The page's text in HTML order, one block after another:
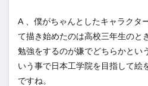
A 、僕がちゃんとしたキャラクタ
て描き始めたのは高校三年生のと
勉強をするのが嫌でどちらかとい
いう事で日本工学院を目指して絵
ですね。